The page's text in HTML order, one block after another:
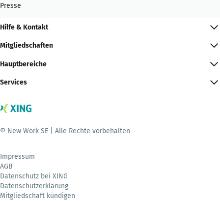
Presse
Hilfe & Kontakt
Mitgliedschaften
Hauptbereiche
Services
© New Work SE | Alle Rechte vorbehalten
Impressum
AGB
Datenschutz bei XING
Datenschutzerklärung
Mitgliedschaft kündigen